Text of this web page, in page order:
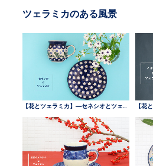
ツェラミカのある風景